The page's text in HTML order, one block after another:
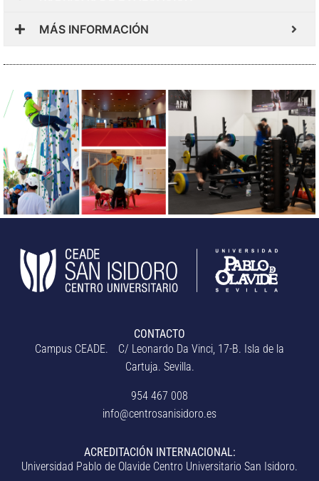
MÁS INFORMACIÓN
CONTACTO
Campus CEADE. C/ Leonardo Da Vinci, 17-B. Isla de la
Cartuja. Sevilla.
954 467 008
info@centrosanisidoro.es
ACREDITACIÓN INTERNACIONAL:
Universidad Pablo de Olavide Centro Universitario San Isidoro.